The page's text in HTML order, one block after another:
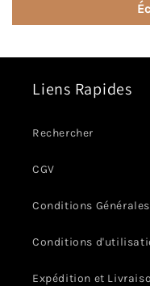
Liens Rapides
Rechercher
CGV
Conditions
Conditions
Expédition et